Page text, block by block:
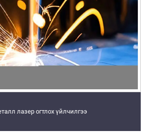
лазер огтлох үйлчилгээ